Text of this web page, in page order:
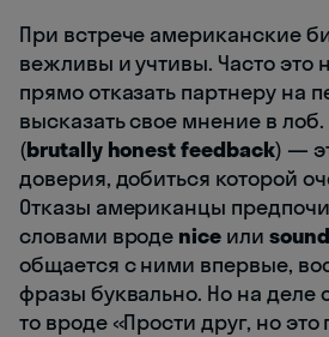
При встрече американские
вежливы и учтивы. Часто это
прямо отказать партнеру на
высказать свое мнение в
(brutally honest feedback) —
доверия, добиться которой
Отказы американцы
словами вроде nice или
общается с ними впервые,
фразы буквально. Но на деле
то вроде «Прости друг, но